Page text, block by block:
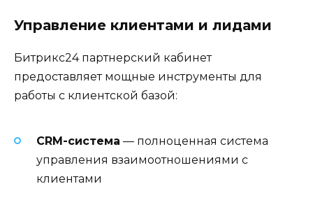
Управление клиентами и лидами
Битрикс24 партнерский кабинет
предоставляет мощные инструменты для
работы с клиентской базой:
CRM-система — полноценная система
управления взаимоотношениями с
клиентами